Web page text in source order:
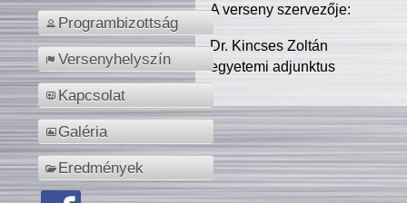
Programbizottság
Versenyhelyszín
Kapcsolat
Galéria
Eredmények
A verseny szervezője:
Dr. Kincses Zoltán
egyetemi adjunktus